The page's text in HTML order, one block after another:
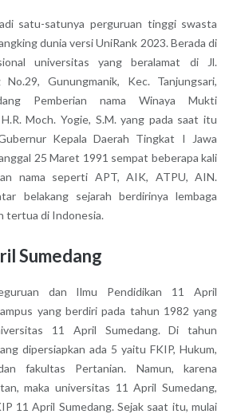
satu-satunya perguruan tinggi swasta
dunia versi UniRank 2023. Berada di
universitas yang beralamat di Jl.
No.29, Gunungmanik, Kec. Tanjungsari,
Pemberian nama Winaya Mukti
Moch. Yogie, S.M. yang pada saat itu
Kepala Daerah Tingkat I Jawa
25 Maret 1991 sempat beberapa kali
nama seperti APT, AIK, ATPU, AIN.
belakang sejarah berdirinya lembaga
tertua di Indonesia.
Sumedang
dan Ilmu Pendidikan 11 April
yang berdiri pada tahun 1982 yang
11 April Sumedang. Di tahun
dipersiapkan ada 5 yaitu FKIP, Hukum,
fakultas Pertanian. Namun, karena
maka universitas 11 April Sumedang,
11 April Sumedang. Sejak saat itu, mulai